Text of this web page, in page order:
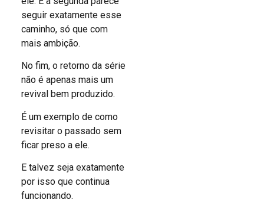
seguir exatamente esse
caminho, só que com
mais ambição.
No fim, o retorno da série
não é apenas mais um
revival bem produzido.
É um exemplo de como
revisitar o passado sem
ficar preso a ele.
E talvez seja exatamente
por isso que continua
funcionando.